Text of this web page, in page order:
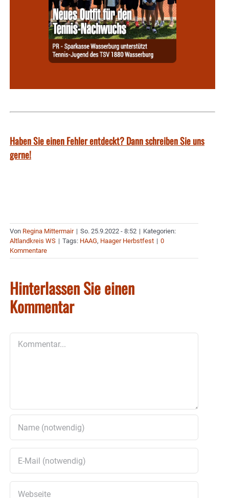
Haben Sie einen Fehler entdeckt? Dann schreiben Sie uns
gerne!
Von Regina Mittermair | So. 25.9.2022 - 8:52 | Kategorien:
Altlandkreis WS | Tags: HAAG, Haager Herbstfest | 0
Kommentare
Hinterlassen Sie einen
Kommentar